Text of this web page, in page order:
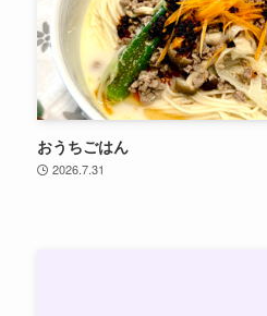
実写映画『モアナと伝説の海』
おうちごはん
2026.7.31